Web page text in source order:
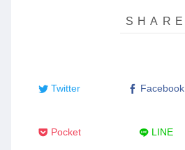
Twitter Facebook
Pocket LINE